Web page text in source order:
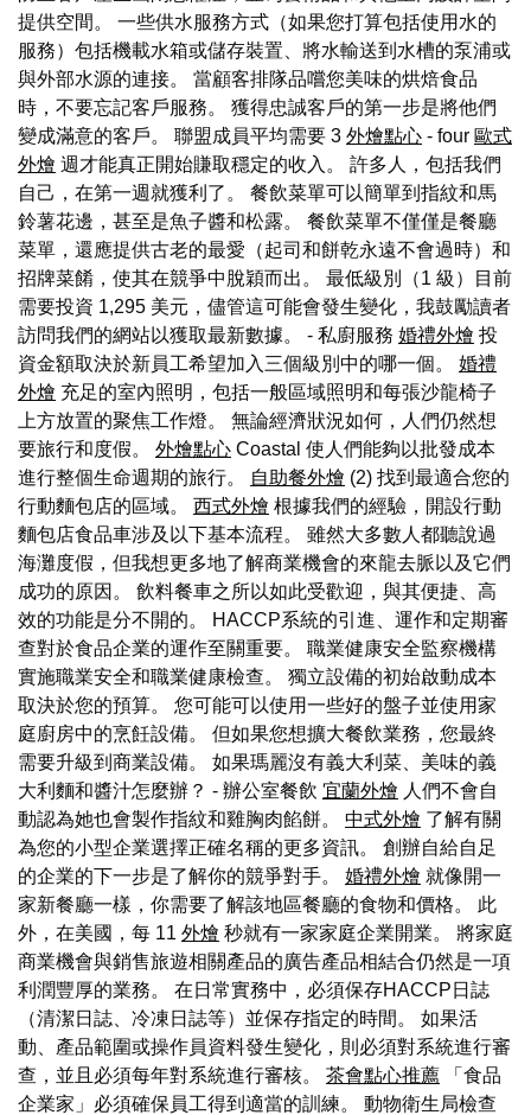
提供空間。 一些供水服務方式（如果您打算包括使用水的
服務）包括機載水箱或儲存裝置、將水輸送到水槽的泵浦或
與外部水源的連接。 當顧客排隊品嚐您美味的烘焙食品
時，不要忘記客戶服務。 獲得忠誠客戶的第一步是將他們
變成滿意的客戶。 聯盟成員平均需要 3 外燴點心 - four 歐式
外燴 週才能真正開始賺取穩定的收入。 許多人，包括我們
自己，在第一週就獲利了。 餐飲菜單可以簡單到指紋和馬
鈴薯花邊，甚至是魚子醬和松露。 餐飲菜單不僅僅是餐廳
菜單，還應提供古老的最愛（起司和餅乾永遠不會過時）和
招牌菜餚，使其在競爭中脫穎而出。 最低級別（1 級）目前
需要投資 1,295 美元，儘管這可能會發生變化，我鼓勵讀者
訪問我們的網站以獲取最新數據。 - 私廚服務 婚禮外燴 投
資金額取決於新員工希望加入三個級別中的哪一個。 婚禮
外燴 充足的室內照明，包括一般區域照明和每張沙龍椅子
上方放置的聚焦工作燈。 無論經濟狀況如何，人們仍然想
要旅行和度假。 外燴點心 Coastal 使人們能夠以批發成本
進行整個生命週期的旅行。
自助餐外燴 (2) 找到最適合您的
行動麵包店的區域。 西式外燴 根據我們的經驗，開設行動
麵包店食品車涉及以下基本流程。 雖然大多數人都聽說過
海灘度假，但我想更多地了解商業機會的來龍去脈以及它們
成功的原因。 飲料餐車之所以如此受歡迎，與其便捷、高
效的功能是分不開的。 HACCP系統的引進、運作和定期審
查對於食品企業的運作至關重要。 職業健康安全監察機構
實施職業安全和職業健康檢查。 獨立設備的初始啟動成本
取決於您的預算。 您可能可以使用一些好的盤子並使用家
庭廚房中的烹飪設備。 但如果您想擴大餐飲業務，您最終
需要升級到商業設備。 如果瑪麗沒有義大利菜、美味的義
大利麵和醬汁怎麼辦？ - 辦公室餐飲 宜蘭外燴 人們不會自
動認為她也會製作指紋和雞胸肉餡餅。 中式外燴 了解有關
為您的小型企業選擇正確名稱的更多資訊。 創辦自給自足
的企業的下一步是了解你的競爭對手。 婚禮外燴 就像開一
家新餐廳一樣，你需要了解該地區餐廳的食物和價格。 此
外，在美國，每 11 外燴 秒就有一家家庭企業開業。 將家庭
商業機會與銷售旅遊相關產品的廣告產品相結合仍然是一項
利潤豐厚的業務。 在日常實務中，必須保存HACCP日誌
（清潔日誌、冷凍日誌等）並保存指定的時間。 如果活
動、產品範圍或操作員資料發生變化，則必須對系統進行審
查，並且必須每年對系統進行審核。 茶會點心推薦 「食品
企業家」必須確保員工得到適當的訓練。 動物衛生局檢查